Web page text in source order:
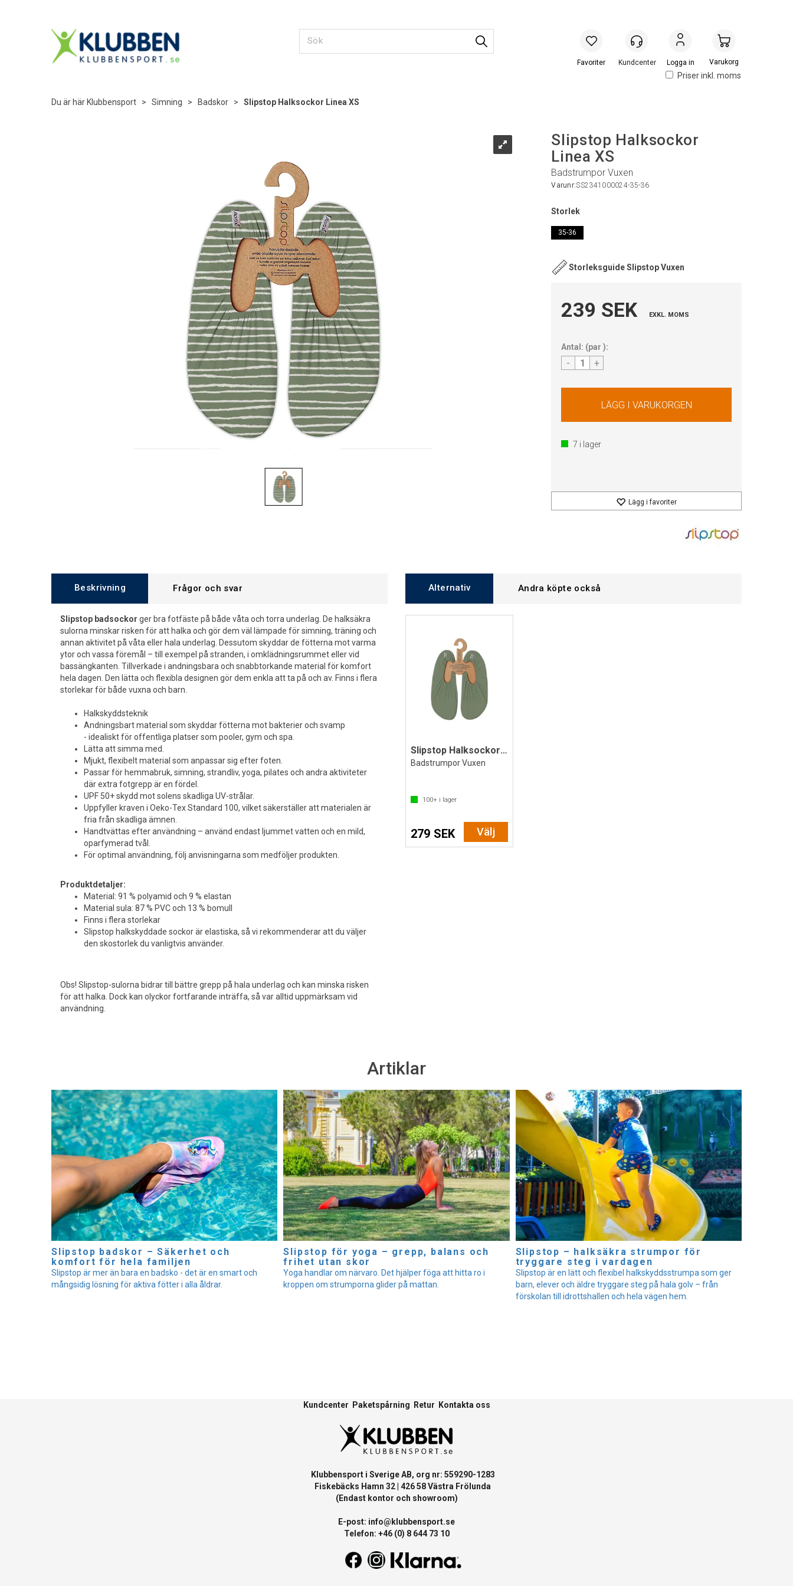
Priser inkl. moms
Logga in Handlevogn
Du är här Klubbensport > Simning > Badskor > Slipstop Halksockor Linea XS
Slipstop Halksockor
Linea XS
Badstrumpor Vuxen
Varunr:SS2341000024-35-36
Storlek
35-36
Storleksguide Slipstop Vuxen
239 SEK EXKL. MOMS
Antal: (par):
- +
7 i lager
Lägg i favoriter
Beskrivning Frågor och svar
Slipstop badsockor ger bra fotfäste på både våta och torra underlag. De halksäkra
sulorna minskar risken för att halka och gör dem väl lämpade för simning, träning och
annan aktivitet på våta eller hala underlag. Dessutom skyddar de fötterna mot varma
ytor och vassa föremål – till exempel på stranden, i omklädningsrummet eller vid
bassängkanten. Tillverkade i andningsbara och snabbtorkande material för komfort
hela dagen. Den lätta och flexibla designen gör dem enkla att ta på och av. Finns i flera
storlekar för både vuxna och barn.
Halkskyddsteknik
Andningsbart material som skyddar fötterna mot bakterier och svamp
- idealiskt för offentliga platser som pooler, gym och spa.
Lätta att simma med.
Mjukt, flexibelt material som anpassar sig efter foten.
Passar för hemmabruk, simning, strandliv, yoga, pilates och andra aktiviteter
där extra fotgrepp är en fördel.
UPF 50+ skydd mot solens skadliga UV-strålar.
Uppfyller kraven i Oeko-Tex Standard 100, vilket säkerställer att materialen är
fria från skadliga ämnen.
Handtvättas efter användning – använd endast ljummet vatten och en mild,
oparfymerad tvål.
För optimal användning, följ anvisningarna som medföljer produkten.
Produktdetaljer:
Material: 91 % polyamid och 9 % elastan
Material sula: 87 % PVC och 13 % bomull
Finns i flera storlekar
Slipstop halkskyddade sockor är elastiska, så vi rekommenderar att du väljer
den skostorlek du vanligtvis använder.
Obs! Slipstop-sulorna bidrar till bättre grepp på hala underlag och kan minska risken
för att halka. Dock kan olyckor fortfarande inträffa, så var alltid uppmärksam vid
användning.
Alternativ Andra köpte också
Slipstop Halksockor Basil
Badstrumpor Vuxen
100+ i lager
279 SEK Välj
Artiklar
Slipstop badskor – Säkerhet och
komfort för hela familjen
Slipstop är mer än bara en badsko - det är en smart och
mångsidig lösning för aktiva fötter i alla åldrar.
Slipstop för yoga – grepp, balans och
frihet utan skor
Yoga handlar om närvaro. Det hjälper föga att hitta ro i
kroppen om strumporna glider på mattan.
Slipstop – halksäkra strumpor för
tryggare steg i vardagen
Slipstop är en lätt och flexibel halkskyddsstrumpa som ger
barn, elever och äldre tryggare steg på hala golv – från
förskolan till idrottshallen och hela vägen hem.
Kundcenter Paketspårning Retur Kontakta oss
Klubbensport i Sverige AB, org nr: 559290-1283
Fiskebäcks Hamn 32 | 426 58 Västra Frölunda
(Endast kontor och showroom)
E-post: info@klubbensport.se
Telefon: +46 (0) 8 644 73 10